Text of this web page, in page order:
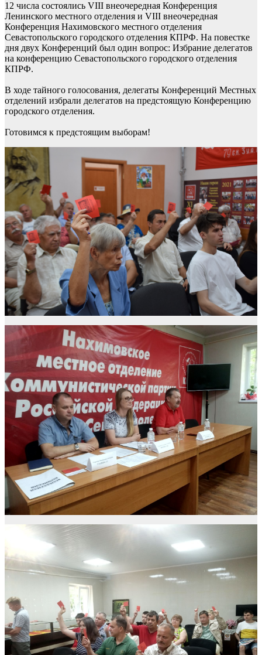
12 числа состоялись VIII внеочередная Конференция
Ленинского местного отделения и VIII внеочередная
Конференция Нахимовского местного отделения
Севастопольского городского отделения КПРФ. На повестке
дня двух Конференций был один вопрос: Избрание делегатов
на конференцию Севастопольского городского отделения
КПРФ.
В ходе тайного голосования, делегаты Конференций Местных
отделений избрали делегатов на предстоящую Конференцию
городского отделения.
Готовимся к предстоящим выборам!